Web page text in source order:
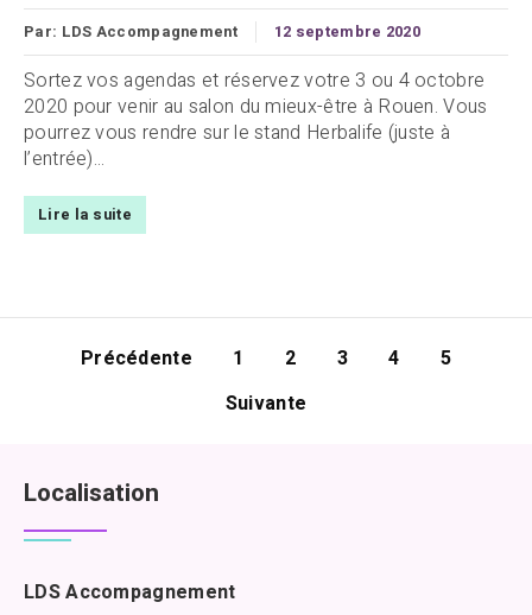
Par: LDS Accompagnement 12 septembre 2020
Sortez vos agendas et réservez votre 3 ou 4 octobre
2020 pour venir au salon du mieux-être à Rouen. Vous
pourrez vous rendre sur le stand Herbalife (juste à
l’entrée)...
Lire la suite
Précédente 1 2 3 4
5
Suivante
Localisation
LDS Accompagnement